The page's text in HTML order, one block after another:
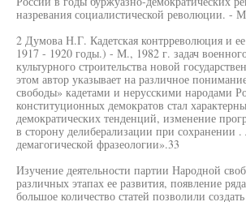
назревания социалистической революции. -
2 Думова Н.Г. Кадетская контрреволюция и
1917 - 1920 годы.) - М., 1982 г. задач
культурного строительства новой
этом автор указывает на различное
свободы» кадетами и нерусскими народами
конституционных демократов стал
демократических тенденций, изменение
в сторону делиберализации при сохранении .
демагогической фразеологии».33
Изучение деятельности партии Народной
различных этапах ее развития, появление
большое количество статей позволили